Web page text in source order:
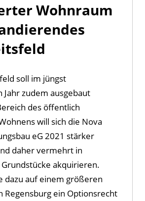
Wohnraum
soll im jüngst
Jahr zudem ausgebaut
des öffentlich
will sich die Nova
eG 2021 stärker
daher vermehrt in
akquirieren.
dazu auf einem größeren
Regensburg ein Optionsrecht